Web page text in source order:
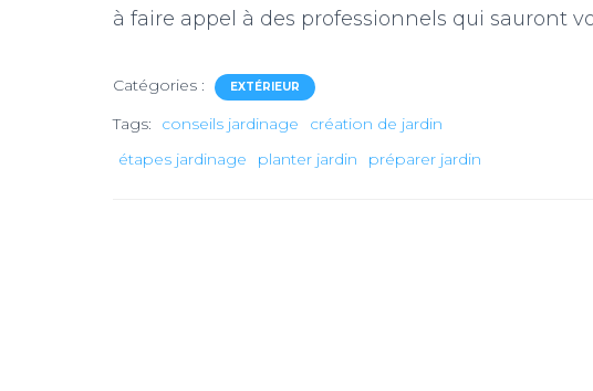
à faire appel à des professionnels qui sauront
Catégories : EXTÉRIEUR
Tags: conseils jardinage
création de jardin
étapes jardinage
planter jardin préparer jardin